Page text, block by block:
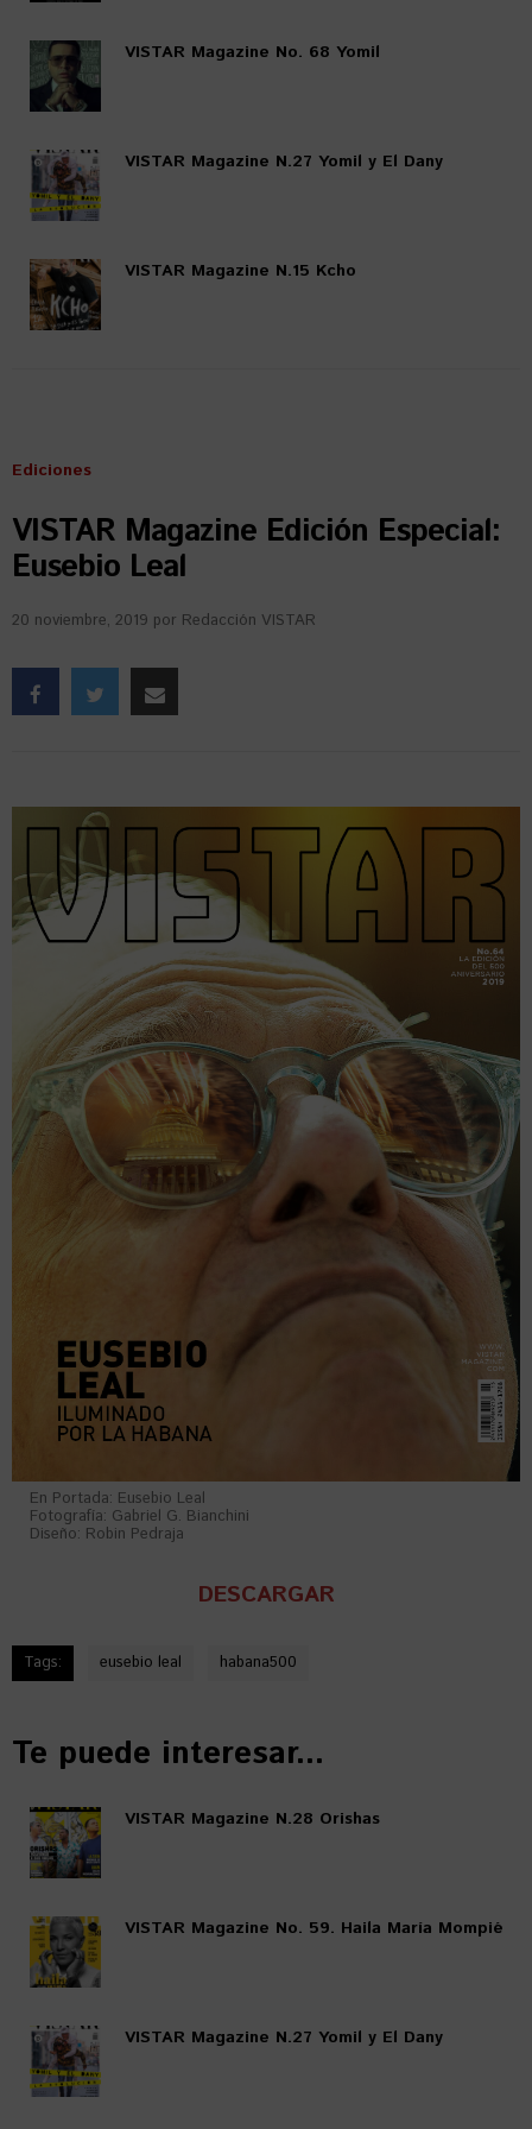
VISTAR Magazine No. 68 Yomil
VISTAR Magazine N.27 Yomil y El Dany
VISTAR Magazine N.15 Kcho
Ediciones
VISTAR Magazine Edición Especial:
Eusebio Leal
20 noviembre, 2019 por Redacción VISTAR
En Portada: Eusebio Leal
Fotografía: Gabriel G. Bianchini
Diseño: Robin Pedraja
DESCARGAR
Tags: eusebio leal habana500
Te puede interesar...
VISTAR Magazine N.28 Orishas
VISTAR Magazine No. 59. Haila María Mompié
VISTAR Magazine N.27 Yomil y El Dany